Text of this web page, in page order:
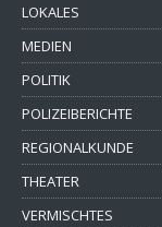
LOKALES
MEDIEN
POLITIK
POLIZEIBERICHTE
REGIONALKUNDE
THEATER
VERMISCHTES